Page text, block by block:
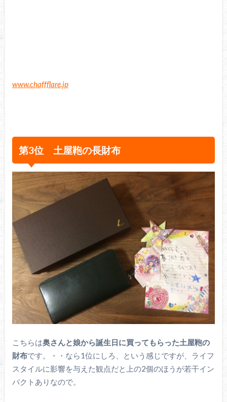
www.chaffflare.jp
第3位 土屋鞄の長財布
こちらは奥さんと娘から誕生日に買ってもらった土屋鞄の
財布です。・・なら1位にしろ、という感じですが、ライフ
スタイルに影響を与えた観点だと上の2個のほうが若干イン
パクトありなので。